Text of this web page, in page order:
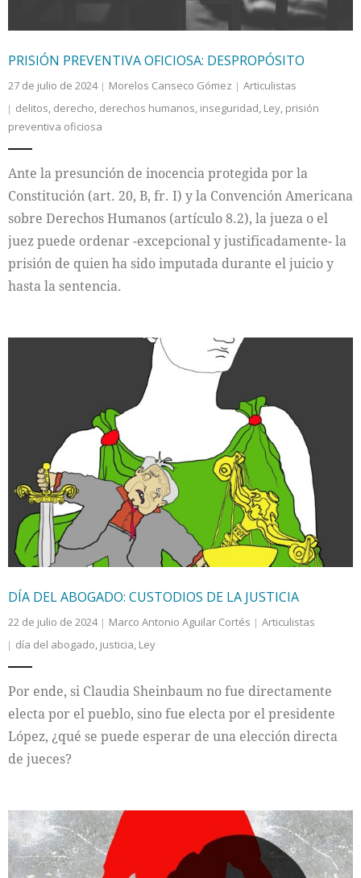
PRISIÓN PREVENTIVA OFICIOSA: DESPROPÓSITO
27 de julio de 2024 Morelos Canseco Gómez
Articulistas
delitos derecho derechos humanos inseguridad Ley prisión
preventiva oficiosa
Ante la presunción de inocencia protegida por la
Constitución (art. 20, B, fr. I) y la Convención Americana
sobre Derechos Humanos (artículo 8.2), la jueza o el
juez puede ordenar -excepcional y justificadamente- la
prisión de quien ha sido imputada durante el juicio y
hasta la sentencia.
DÍA DEL ABOGADO: CUSTODIOS DE LA JUSTICIA
22 de julio de 2024 Marco Antonio Aguilar Cortés
Articulistas
día del abogado, justicia, Ley
Por ende, si Claudia Sheinbaum no fue directamente
electa por el pueblo, sino fue electa por el presidente
López, ¿qué se puede esperar de una elección directa
de jueces?